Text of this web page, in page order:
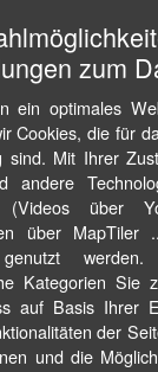
zum
ein optimales
Cookies, die für
sind. Mit Ihrer
andere
(Videos über
über MapTiler
genutzt
Kategorien Sie
auf Basis Ihrer
der
und die